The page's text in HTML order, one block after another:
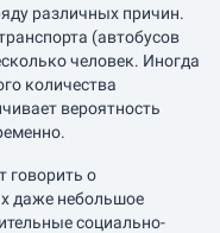
различных причин.
(автобусов
человек. Иногда
количества
вероятность
говорить о
даже небольшое
социально-